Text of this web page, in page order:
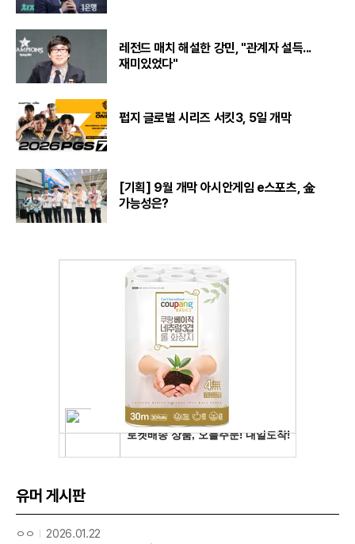
레전드 매치 해설한 강민, "관계자 설득...
재미있었다"
펍지 글로벌 시리즈 서킷3, 5일 개막
[기획] 9월 개막 아시안게임 e스포츠, 金
가능성은?
유머 게시판
ㅇㅇ 2026.01.22